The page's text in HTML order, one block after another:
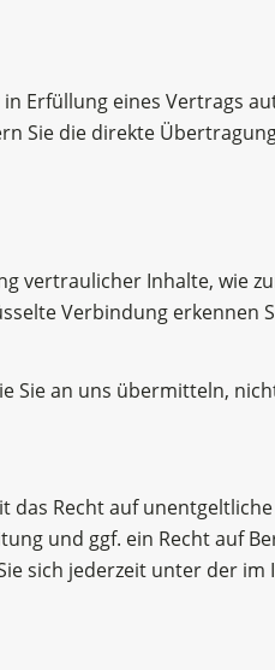
Erfüllung eines Vertrags
Sie die direkte
Inhalte, wie
Verbindung erkennen
Sie an uns übermitteln,
Recht auf
und ggf. ein Recht auf
sich jederzeit unter der